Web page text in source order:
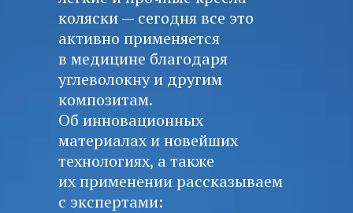
коляски — сегодня все это
активно применяется
в медицине благодаря
углеволокну и другим
композитам.
Об инновационных
материалах и новейших
технологиях, а также
их применении рассказываем
с экспертами: